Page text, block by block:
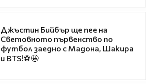
Джъстин Бийбър ще пее на
Световното първенство по
футбол заедно с Мадона, Шакира
и BTS!⚽🤩